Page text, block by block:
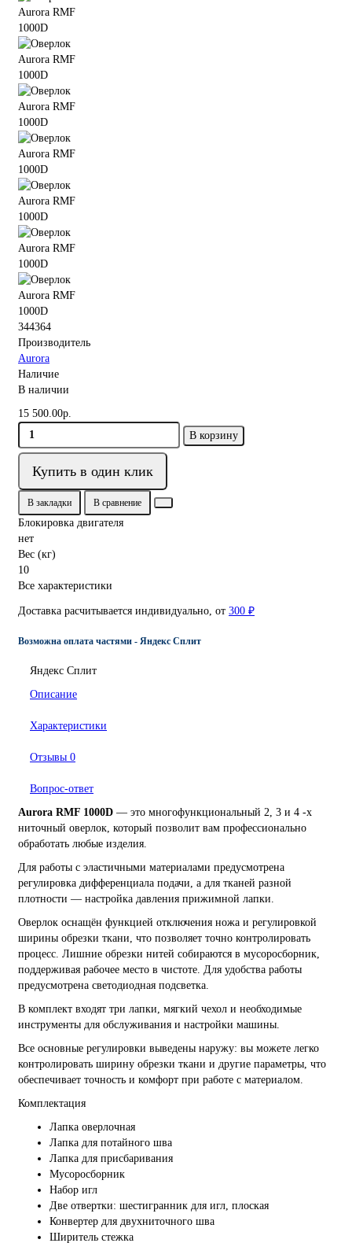
344364
Производитель
Aurora
Наличие
В наличии
15 500.00р.
В корзину
Купить в один клик
В закладки В сравнение
Блокировка двигателя
нет
Вес (кг)
10
Все характеристики
Доставка расчитывается индивидуально, от 300 ₽
Возможна оплата частями - Яндекс Сплит
Яндекс Сплит
Описание
Характеристики
Отзывы 0
Вопрос-ответ
Aurora RMF 1000D — это многофункциональный 2, 3 и 4 -х
ниточный оверлок, который позволит вам профессионально
обработать любые изделия.
Для работы с эластичными материалами предусмотрена
регулировка дифференциала подачи, а для тканей разной
плотности — настройка давления прижимной лапки.
Оверлок оснащён функцией отключения ножа и регулировкой
ширины обрезки ткани, что позволяет точно контролировать
процесс. Лишние обрезки нитей собираются в мусоросборник,
поддерживая рабочее место в чистоте. Для удобства работы
предусмотрена светодиодная подсветка.
В комплект входят три лапки, мягкий чехол и необходимые
инструменты для обслуживания и настройки машины.
Все основные регулировки выведены наружу: вы можете легко
контролировать ширину обрезки ткани и другие параметры, что
обеспечивает точность и комфорт при работе с материалом.
Комплектация
Лапка оверлочная
Лапка для потайного шва
Лапка для присбаривания
Мусоросборник
Набор игл
Две отвертки: шестигранник для игл, плоская
Конвертер для двухниточного шва
Ширитель стежка